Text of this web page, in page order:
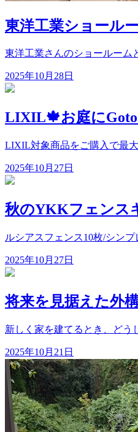
東洋工業ショール
東洋工業さんのショールー
2025年10月28日
LIXIL🍁お庭に
LIXIL対象商品をご購入で最
2025年10月27日
秋のYKKフェンス
ルシアスフェンス10枚/シン
2025年10月27日
将来を見据えた外
新しく家を建てるとき、ど
2025年10月21日